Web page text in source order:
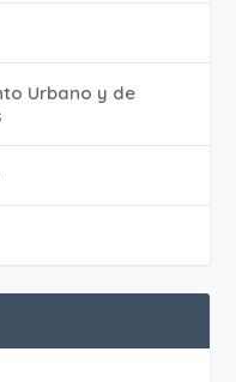
Urbano y de